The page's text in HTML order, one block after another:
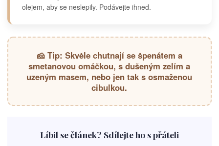
olejem, aby se neslepily. Podávejte ihned.
🧀 Tip: Skvěle chutnají se špenátem a
smetanovou omáčkou, s dušeným zelím a
uzeným masem, nebo jen tak s osmaženou
cibulkou.
Líbil se článek? Sdílejte ho s přáteli